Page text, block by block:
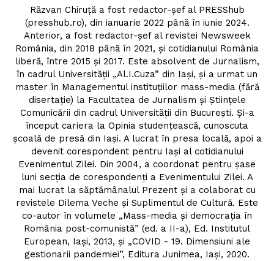
Răzvan Chiruță a fost redactor-șef al PRESShub
(presshub.ro), din ianuarie 2022 până în iunie 2024.
Anterior, a fost redactor-șef al revistei Newsweek
România, din 2018 până în 2021, și cotidianului România
liberă, între 2015 și 2017. Este absolvent de Jurnalism,
în cadrul Universității „Al.I.Cuza” din Iași, și a urmat un
master în Managementul instituțiilor mass-media (fără
disertație) la Facultatea de Jurnalism și Științele
Comunicării din cadrul Universității din București. Și-a
început cariera la Opinia studențească, cunoscuta
școală de presă din Iași. A lucrat în presa locală, apoi a
devenit corespondent pentru Iași al cotidianului
Evenimentul Zilei. Din 2004, a coordonat pentru șase
luni secția de corespondenți a Evenimentului Zilei. A
mai lucrat la săptămânalul Prezent și a colaborat cu
revistele Dilema Veche și Suplimentul de Cultură. Este
co-autor în volumele „Mass-media și democrația în
România post-comunistă” (ed. a II-a), Ed. Institutul
European, Iași, 2013, și „COVID - 19. Dimensiuni ale
gestionarii pandemiei”, Editura Junimea, Iași, 2020.